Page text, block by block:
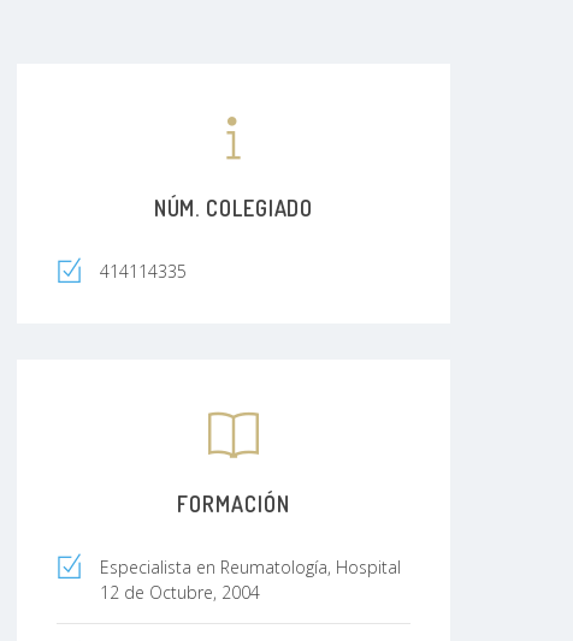
NÚM. COLEGIADO
414114335
FORMACIÓN
Especialista en Reumatología, Hospital
12 de Octubre, 2004